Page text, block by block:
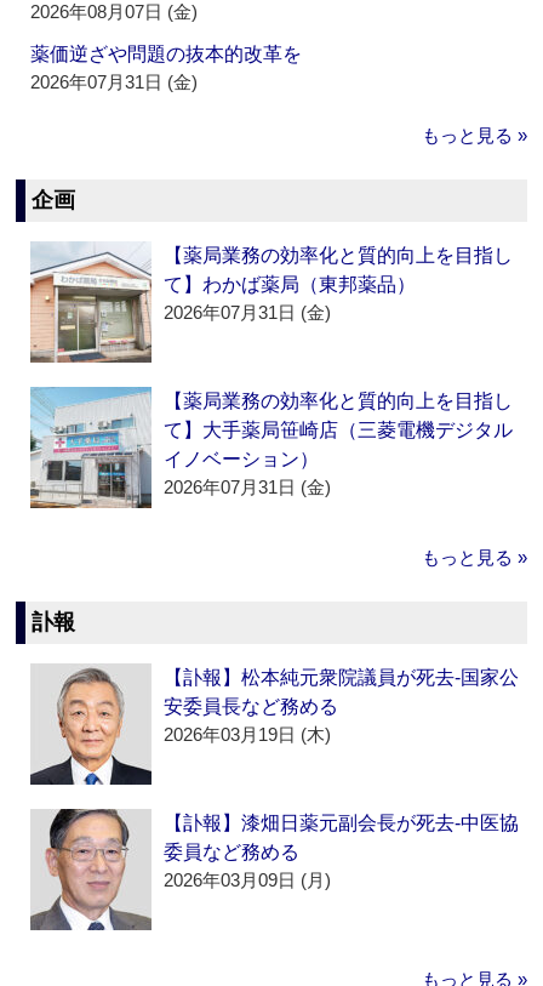
2026年08月07日 (金)
薬価逆ざや問題の抜本的改革を
2026年07月31日 (金)
もっと見る »
企画
【薬局業務の効率化と質的向上を目指し
て】わかば薬局（東邦薬品）
2026年07月31日 (金)
【薬局業務の効率化と質的向上を目指し
て】大手薬局笹崎店（三菱電機デジタル
イノベーション）
2026年07月31日 (金)
もっと見る »
訃報
【訃報】松本純元衆院議員が死去‐国家公
安委員長など務める
2026年03月19日 (木)
【訃報】漆畑日薬元副会長が死去‐中医協
委員など務める
2026年03月09日 (月)
もっと見る »